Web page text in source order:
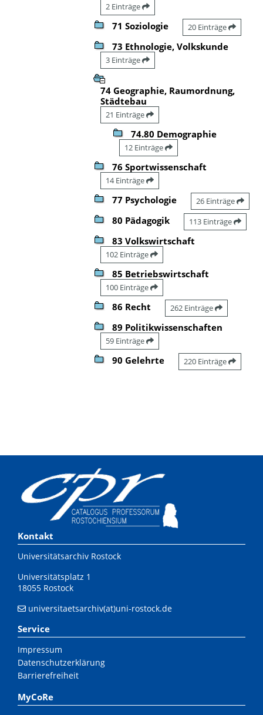
2 Einträge
71 Soziologie 20 Einträge
73 Ethnologie, Volkskunde
3 Einträge
74 Geographie, Raumordnung,
Städtebau
21 Einträge
74.80 Demographie
12 Einträge
76 Sportwissenschaft
14 Einträge
77 Psychologie 26 Einträge
80 Pädagogik 113 Einträge
83 Volkswirtschaft
102 Einträge
85 Betriebswirtschaft
100 Einträge
86 Recht 262 Einträge
89 Politikwissenschaften
59 Einträge
90 Gelehrte 220 Einträge
Kontakt
Universitätsarchiv Rostock
Universitätsplatz 1
18055 Rostock
universitaetsarchiv(at)uni-rostock.de
Service
Impressum
Datenschutzerklärung
Barrierefreiheit
MyCoRe